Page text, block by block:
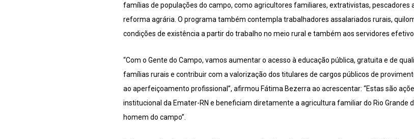
famílias de populações do campo, como agricultores familiares, extrativistas, pescadores
reforma agrária. O programa também contempla trabalhadores assalariados rurais,
condições de existência a partir do trabalho no meio rural e também aos servidores
“Com o Gente do Campo, vamos aumentar o acesso à educação pública, gratuita e de
famílias rurais e contribuir com a valorização dos titulares de cargos públicos de
ao aperfeiçoamento profissional”, afirmou Fátima Bezerra ao acrescentar: “Estas são
institucional da Emater-RN e beneficiam diretamente a agricultura familiar do Rio Grande
homem do campo”.